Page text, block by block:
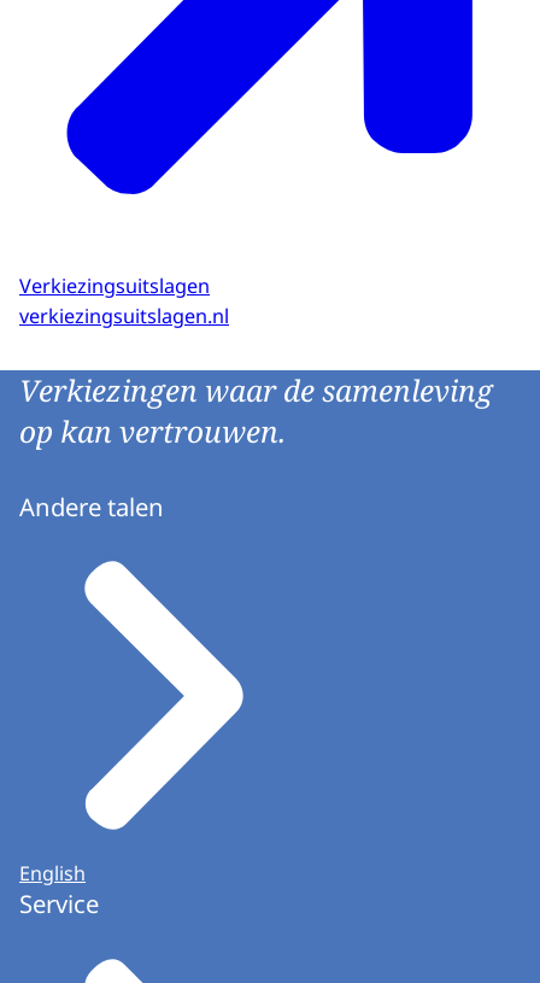
Verkiezingsuitslagen
verkiezingsuitslagen.nl
Verkiezingen waar de samenleving
op kan vertrouwen.
Andere talen
English
Service